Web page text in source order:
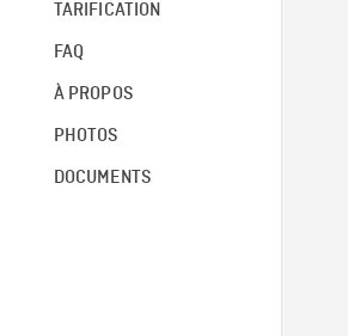
TARIFICATION
FAQ
À PROPOS
PHOTOS
DOCUMENTS